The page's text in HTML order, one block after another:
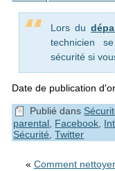
Lors du
technicien
sécurité si
Date de publication
Publié dans
parental Facebook
Sécurité ,Twitter
« Comment